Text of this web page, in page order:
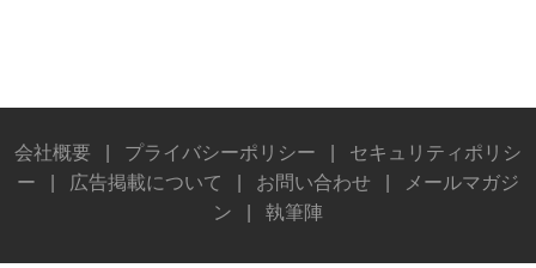
会社概要 プライバシーポリシー
セキュリティポリシ
ー
広告掲載について お問い合わせ
メールマガジ
ン
執筆陣